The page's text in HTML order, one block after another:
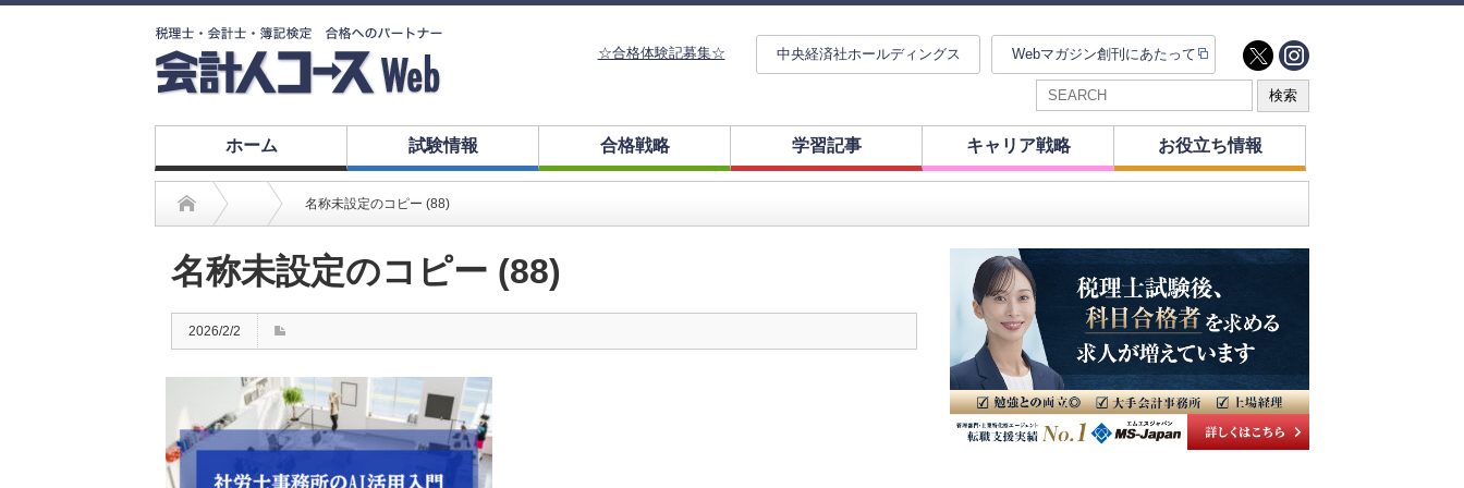
☆合格体験記募集☆ 中央経済社ホールディングス Webマガジン創刊にあたって
ホーム 試験情報 合格戦略 学習記事 キャリア戦略 お役立ち情報
名称未設定のコピー (88)
名称未設定のコピー (88)
2026/2/2